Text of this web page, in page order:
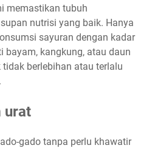
memastikan tubuh
nutrisi yang baik. Hanya
sayuran dengan kadar
bayam, kangkung, atau daun
berlebihan atau terlalu
urat
gado tanpa perlu khawatir